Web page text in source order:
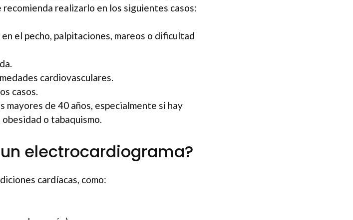
realizarlo en los siguientes casos:
el pecho, palpitaciones, mareos o dificultad
cardiovasculares.
casos.
mayores de 40 años, especialmente si hay
o tabaquismo.
electrocardiograma?
cardíacas, como: